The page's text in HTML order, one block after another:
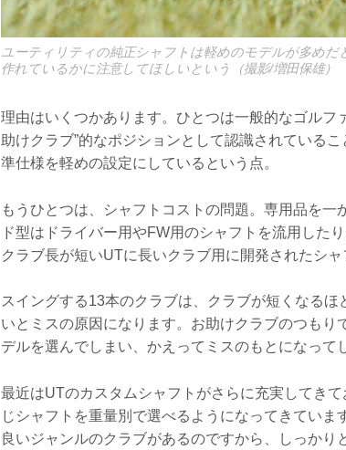
ユーティリティの純正シャフトは軽めのモデルが多め
作れているかに注意してほしいという（撮影/増田保雄）
理由はいくつかあります。ひとつは一般的なゴルフ
助けクラブ”的なポジションとして認識されている
準仕様を軽めの設定にしているという点。
もうひとつは、シャフトコストの問題。専用品を
ド型はドライバー用やFW用のシャフトを流用した
クラブ長が短いUTに長いクラブ用に開発されたシ
スイングする13本のクラブは、クラブが短くなるほ
いとミスの原因になります。お助けクラブのつも
デルを選んでしまい、かえってミスのもとになって
最近はUTのカスタムシャフトがさらに充実してき
じシャフトを重量別で選べるようになってきてい
良いジャンルのクラブがあるのですから、しっか